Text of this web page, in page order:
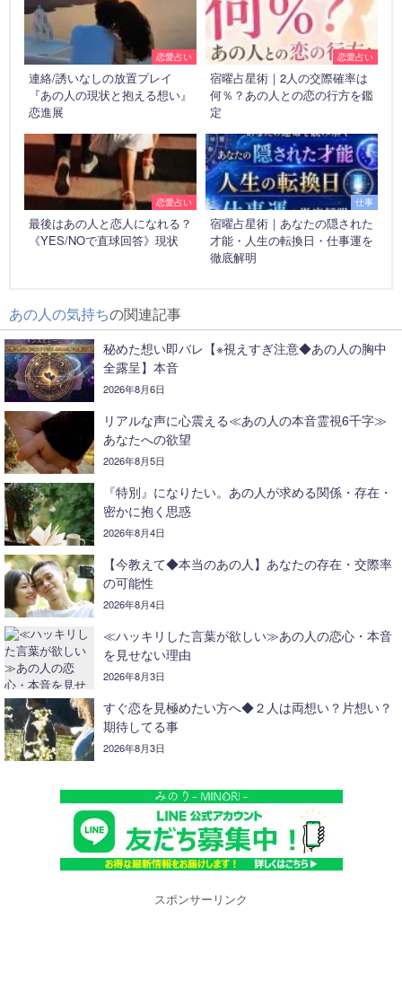
恋愛占い
連絡/誘いなしの放置プレイ
『あの人の現状と抱える想い』
恋進展
恋愛占い
宿曜占星術｜2人の交際確率は
何％？あの人との恋の行方を鑑
定
恋愛占い
最後はあの人と恋人になれる？
《YES/NOで直球回答》現状
仕事
宿曜占星術｜あなたの隠された
才能・人生の転換日・仕事運を
徹底解明
あの人の気持ちの関連記事
秘めた想い即バレ【※視えすぎ注意◆あの人の胸中
全露呈】本音
2026年8月6日
リアルな声に心震える≪あの人の本音霊視6千字≫
あなたへの欲望
2026年8月5日
『特別』になりたい。あの人が求める関係・存在・
密かに抱く思惑
2026年8月4日
【今教えて◆本当のあの人】あなたの存在・交際率
の可能性
2026年8月4日
≪ハッキリした言葉が欲しい≫あの人の恋心・本音
を見せない理由
2026年8月3日
すぐ恋を見極めたい方へ◆２人は両想い？片想い？
期待してる事
2026年8月3日
スポンサーリンク